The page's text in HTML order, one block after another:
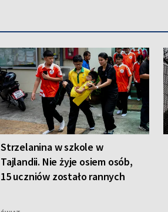
Strzelanina w szkole w
Tajlandii. Nie żyje osiem osób,
15 uczniów zostało rannych